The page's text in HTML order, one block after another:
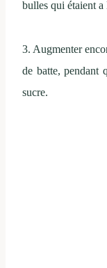
bulles qui étaient
3. Augmenter
de batte, pendant
sucre.